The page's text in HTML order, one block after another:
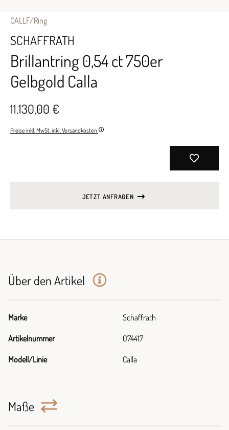
CALLF/Ring
SCHAFFRATH
Brillantring 0,54 ct 750er
Gelbgold Calla
11.130,00 €
Preise inkl. MwSt. inkl. Versandkosten
JETZT ANFRAGEN
Über den Artikel
Marke Schaffrath
Artikelnummer 074417
Modell/Linie Calla
Maße